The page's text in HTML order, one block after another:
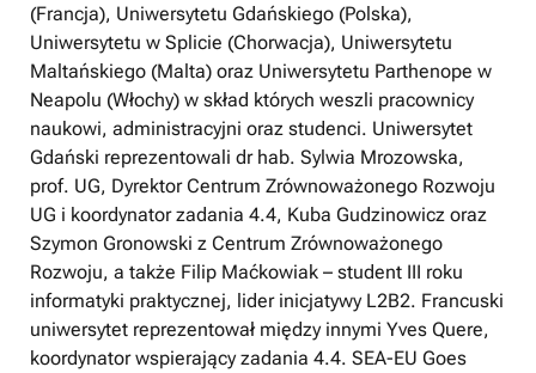
(Francja), Uniwersytetu Gdańskiego (Polska),
Uniwersytetu w Splicie (Chorwacja), Uniwersytetu
Maltańskiego (Malta) oraz Uniwersytetu Parthenope w
Neapolu (Włochy) w skład których weszli pracownicy
naukowi, administracyjni oraz studenci. Uniwersytet
Gdański reprezentowali dr hab. Sylwia Mrozowska,
prof. UG, Dyrektor Centrum Zrównoważonego Rozwoju
UG i koordynator zadania 4.4, Kuba Gudzinowicz oraz
Szymon Gronowski z Centrum Zrównoważonego
Rozwoju, a także Filip Maćkowiak – student III roku
informatyki praktycznej, lider inicjatywy L2B2. Francuski
uniwersytet reprezentował między innymi Yves Quere,
koordynator wspierający zadania 4.4. SEA-EU Goes